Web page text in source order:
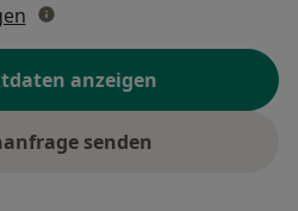
anzeigen
senden